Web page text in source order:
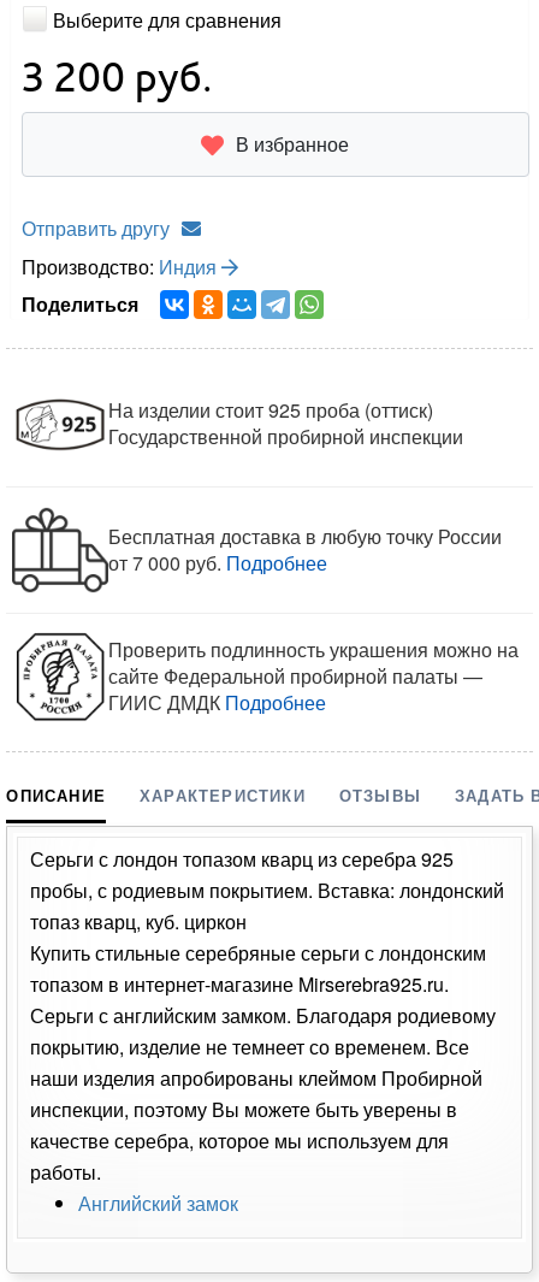
Выберите для сравнения
3 200 руб.
В избранное
Отправить другу
Производство: Индия
Поделиться
На изделии стоит 925 проба (оттиск)
Государственной пробирной инспекции
Бесплатная доставка в любую точку России
от 7 000 руб. Подробнее
Проверить подлинность украшения можно на
сайте Федеральной пробирной палаты —
ГИИС ДМДК Подробнее
ОПИСАНИЕ ХАРАКТЕРИСТИКИ ОТЗЫВЫ ЗАДАТЬ
Серьги с лондон топазом кварц из серебра 925
пробы, с родиевым покрытием. Вставка: лондонский
топаз кварц, куб. циркон
Купить стильные серебряные серьги с лондонским
топазом в интернет-магазине Mirserebra925.ru.
Серьги с английским замком. Благодаря родиевому
покрытию, изделие не темнеет со временем. Все
наши изделия апробированы клеймом Пробирной
инспекции, поэтому Вы можете быть уверены в
качестве серебра, которое мы используем для
работы.
Английский замок